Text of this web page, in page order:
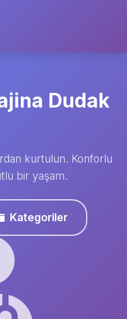
Dudak
kurtulun. Konforlu
bir yaşam.
Kategoriler